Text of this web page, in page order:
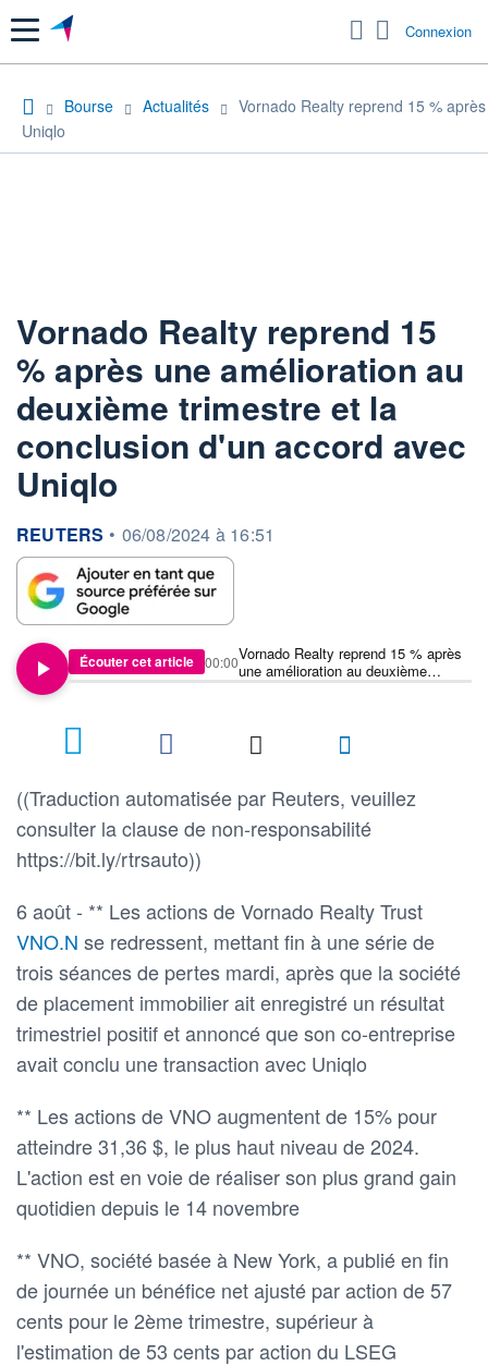
Menu Connexion
Bourse Actualités
Vornado Realty reprend 15 %
Uniqlo
Vornado Realty reprend 15
% après une amélioration au
deuxième trimestre et la
conclusion d'un accord avec
Uniqlo
information fournie par
REUTERS • 06/08/2024 à 16:51
Écouter cet article
Vornado Realty reprend 15 % après
une amélioration au deuxième
trimestre et la conclusion d'un
00:00
((Traduction automatisée par Reuters, veuillez
consulter la clause de non-responsabilité
https://bit.ly/rtrsauto))
6 août - ** Les actions de Vornado Realty Trust
VNO.N se redressent, mettant fin à une série de
trois séances de pertes mardi, après que la société
de placement immobilier ait enregistré un résultat
trimestriel positif et annoncé que son co-entreprise
avait conclu une transaction avec Uniqlo
** Les actions de VNO augmentent de 15% pour
atteindre 31,36 $, le plus haut niveau de 2024.
L'action est en voie de réaliser son plus grand gain
quotidien depuis le 14 novembre
** VNO, société basée à New York, a publié en fin
de journée un bénéfice net ajusté par action de 57
cents pour le 2ème trimestre, supérieur à
l'estimation de 53 cents par action du LSEG